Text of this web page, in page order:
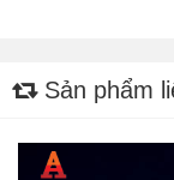
Sản phẩm